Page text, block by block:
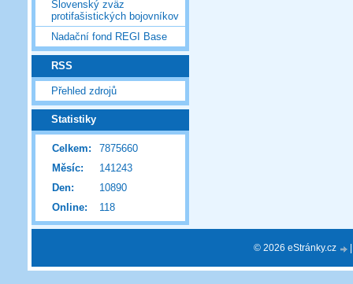
Slovenský zväz
protifašistických bojovníkov
Nadační fond REGI Base
RSS
Přehled zdrojů
Statistiky
Online: 118
Celkem:
7875660
Měsíc:
141243
Den:
10890
© 2026 eStránky.cz